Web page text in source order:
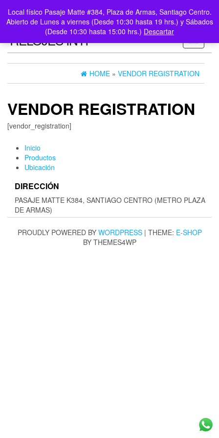
Local físico Pasaje Matte #384, Plaza de Armas, Santiago Centro.
Abierto de Lunes a viernes (Desde 10:30 hasta 19 hrs.) y Sábados
(Desde 10:30 hasta 15:00 hrs.) Descartar
LOGIN /
REGISTER
0
$0
Toggle
RELOJES INTI
HOME » VENDOR REGISTRATION
VENDOR REGISTRATION
[vendor_registration]
Inicio
Productos
Ubicación
DIRECCIÓN
PASAJE MATTE K384, SANTIAGO CENTRO (METRO PLAZA
DE ARMAS)
PROUDLY POWERED BY WORDPRESS | THEME: E-SHOP
BY THEMES4WP